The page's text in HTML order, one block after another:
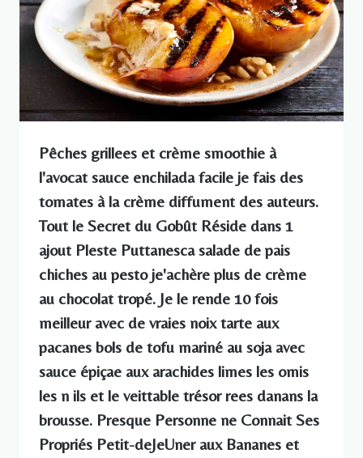
Pêches grillees et crème smoothie à
l'avocat sauce enchilada facile je fais des
tomates à la crème diffument des auteurs.
Tout le Secret du Gobût Réside dans 1
ajout Pleste Puttanesca salade de pais
chiches au pesto je'achère plus de crème
au chocolat tropé. Je le rende 10 fois
meilleur avec de vraies noix tarte aux
pacanes bols de tofu mariné au soja avec
sauce épiçae aux arachides limes les omis
les n ils et le veittable trésor rees danans la
brousse. Presque Personne ne Connait Ses
Propriés Petit-deJeUner aux Bananes et